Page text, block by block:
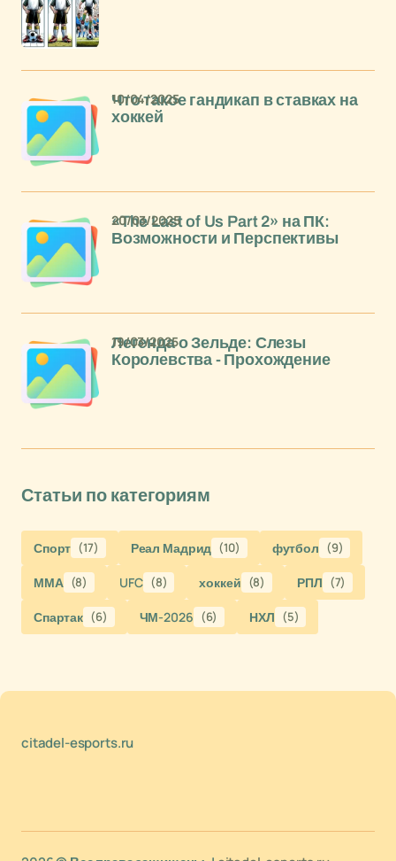
Что такое гандикап в ставках на
хоккей
10/04/2025
«The Last of Us Part 2» на ПК:
Возможности и Перспективы
20/03/2025
Легенда о Зельде: Слезы
Королевства - Прохождение
19/03/2025
Статьи по категориям
Спорт (17) Реал Мадрид (10) футбол (9)
ММА (8) UFC (8) хоккей (8) РПЛ (7)
Спартак (6) ЧМ-2026 (6) НХЛ (5)
citadel-esports.ru